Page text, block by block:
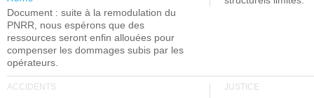
Document : suite à la remodulation du
PNRR, nous espérons que des
ressources seront enfin allouées pour
compenser les dommages subis par les
opérateurs.
ACCIDENTS JUSTICE